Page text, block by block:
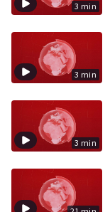
3 min
3 min
3 min